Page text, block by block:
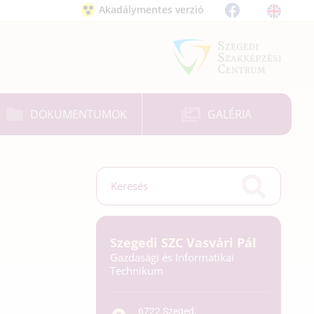
Akadálymentes verzió
DOKUMENTUMOK GALÉRIA
Szegedi SZC Vasvári Pál
Gazdasági és Informatikai
Technikum
6722 Szeged,